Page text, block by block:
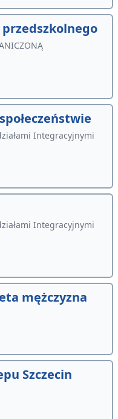
Integracyjnymi
Integracyjnymi
mężczyzna
Szczecin